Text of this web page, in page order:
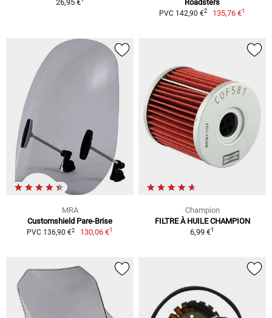
26,95 €
Roadsters
PVC 142,90 €2 135,76 €1
MRA
Customshield Pare-Brise
PVC 136,90 €2 130,06 €1
Champion
FILTRE À HUILE CHAMPION
6,99 €1